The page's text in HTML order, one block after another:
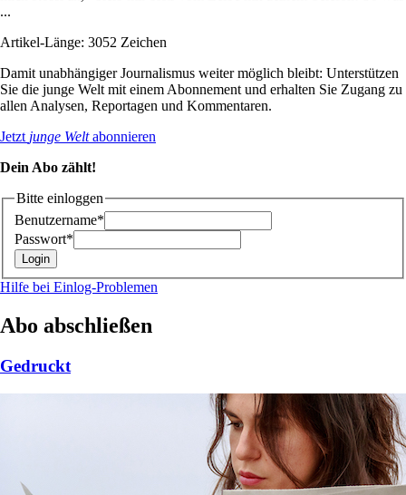
...
Artikel-Länge: 3052 Zeichen
Damit unabhängiger Journalismus weiter möglich bleibt: Unterstützen
Sie die junge Welt mit einem Abonnement und erhalten Sie Zugang zu
allen Analysen, Reportagen und Kommentaren.
Jetzt junge Weltabonnieren
Dein Abo zählt!
Bitte einloggen
Benutzername*
Passwort*
Hilfe bei Einlog-Problemen
Abo abschließen
Gedruckt